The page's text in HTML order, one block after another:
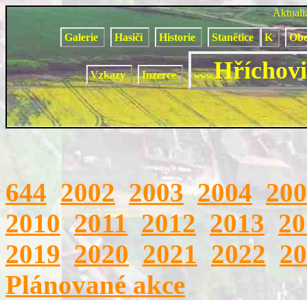
Galerie Hasiči Historie Stanětice K
Vzkazy Inzerce www.
644 2002 2003 2004
2010 2011 2012 2013
2019 2020 2021 2022
Plánované akce